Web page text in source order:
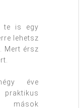
te is egy
lehetsz
Mert érsz
éve
mások